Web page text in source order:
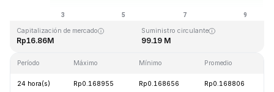
Rp0.158484
Capitalización de mercado
Rp16.86M
Suministro circulante
99.19 M
Período Máximo Mínimo Promedio
24 hora(s) Rp0.168955 Rp0.168656 Rp0.168806